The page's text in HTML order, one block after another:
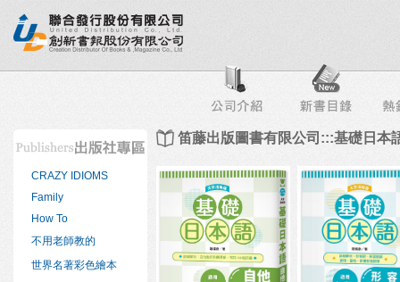
榜 出版社專區 書店專區 目錄下載 會員服務
CRAZY IDIOMS
Family
How To
不用老師教的
世界名著彩色繪本
笛藤出版圖書有限公司:::基礎日本